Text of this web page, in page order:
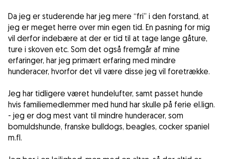
Da jeg er studerende har jeg mere “fri” i den forstand, at
jeg er meget herre over min egen tid. En pasning for mig
vil derfor indebære at der er tid til at tage lange gåture,
ture i skoven etc. Som det også fremgår af mine
erfaringer, har jeg primært erfaring med mindre
hunderacer, hvorfor det vil være disse jeg vil foretrække.
Jeg har tidligere været hundelufter, samt passet hunde
hvis familiemedlemmer med hund har skulle på ferie el.lign.
- jeg er dog mest vant til mindre hunderacer, som
bomuldshunde, franske bulldogs, beagles, cocker spaniel
m.fl.